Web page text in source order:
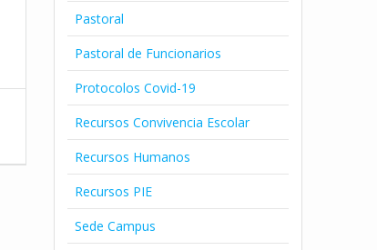
Pastoral
Pastoral de Funcionarios
Protocolos Covid-19
Recursos Convivencia Escolar
Recursos Humanos
Recursos PIE
Sede Campus